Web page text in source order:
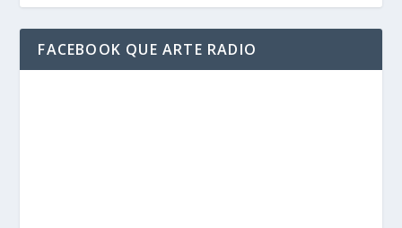
FACEBOOK QUE ARTE RADIO